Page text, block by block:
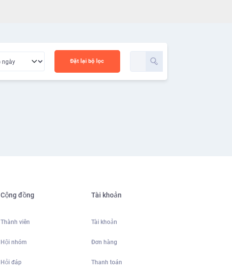
Đặt lại bộ lọc
Cộng đồng
Thành viên
Hội nhóm
Hỏi đáp
Tài khoản
Tài khoản
Đơn hàng
Thanh toán